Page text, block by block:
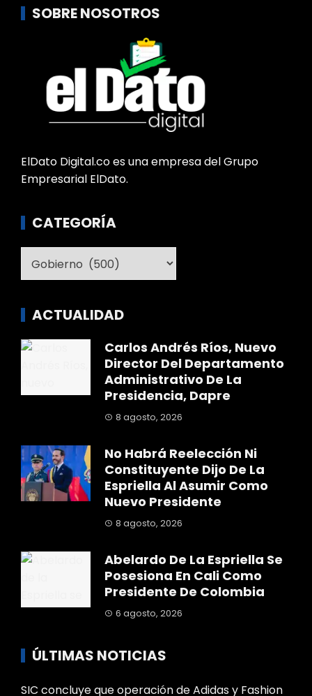
SOBRE NOSOTROS
ElDato Digital.co es una empresa del Grupo
Empresarial ElDato.
CATEGORÍA
ACTUALIDAD
Carlos Andrés Ríos, Nuevo
Director Del Departamento
Administrativo De La
Presidencia, Dapre
8 agosto, 2026
No Habrá Reelección Ni
Constituyente Dijo De La
Espriella Al Asumir Como
Nuevo Presidente
8 agosto, 2026
Abelardo De La Espriella Se
Posesiona En Cali Como
Presidente De Colombia
6 agosto, 2026
ÚLTIMAS NOTICIAS
SIC concluye que operación de Adidas y Fashion